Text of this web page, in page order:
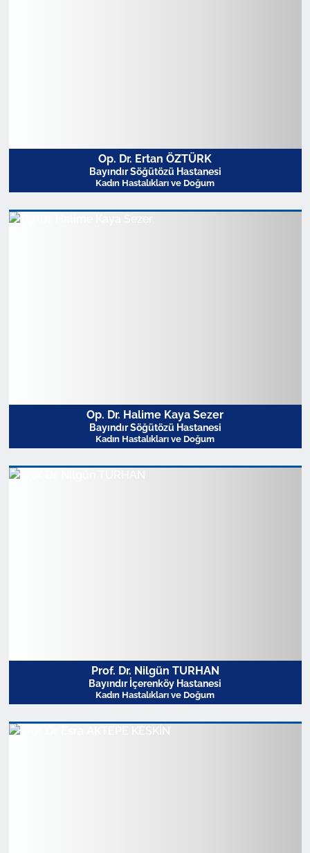
Op. Dr. Ertan ÖZTÜRK
Bayındır Söğütözü Hastanesi
Kadın Hastalıkları ve Doğum
Op. Dr. Halime Kaya Sezer
Bayındır Söğütözü Hastanesi
Kadın Hastalıkları ve Doğum
Prof. Dr. Nilgün TURHAN
Bayındır İçerenköy Hastanesi
Kadın Hastalıkları ve Doğum